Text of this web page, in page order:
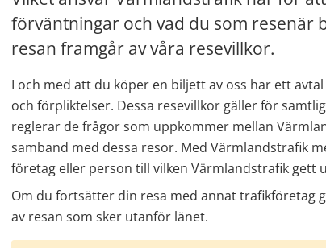
förväntningar och vad du som resenär
resan framgår av våra resevillkor.
I och med att du köper en biljett av oss har ett
och förpliktelser. Dessa resevillkor gäller för
reglerar de frågor som uppkommer mellan
samband med dessa resor. Med Värmlandstrafik
företag eller person till vilken Värmlandstrafik
Om du fortsätter din resa med annat trafikföretag
av resan som sker utanför länet.